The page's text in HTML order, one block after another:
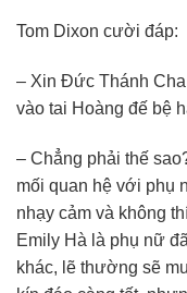
Tom Dixon cười đáp:
– Xin Đức Thánh
vào tai Hoàng đế bệ
– Chẳng phải thế
mối quan hệ với phụ
nhạy cảm và không
Emily Hà là phụ nữ
khác, lẽ thường sẽ